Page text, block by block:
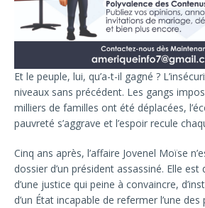
Et le peuple, lui, qu’a-t-il gagné ?
niveaux sans précédent. Les gangs
milliers de familles ont été déplacées,
pauvreté s’aggrave et l’espoir recule
Cinq ans après, l’affaire Jovenel Moïse
dossier d’un président assassiné. Elle
d’une justice qui peine à convaincre,
d’un État incapable de refermer l’une des